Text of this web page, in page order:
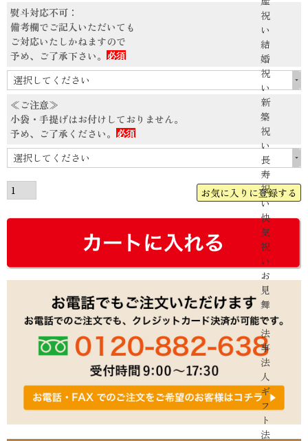
祝
い
結
婚
祝
い
新
築
祝
い
長
寿
祝
い
快
気
祝
い
お
見
舞
い
法
事
法
人
ギ
フ
ト
法
熨斗対応不可：
備考欄でご記入いただいても
ご対応いたしかねますので
予め、ご了承下さい。
(必
≪ご注意≫
小袋・手提げはお付けしておりません。
予め、ご了承ください。
(必
お気に入りに登録する